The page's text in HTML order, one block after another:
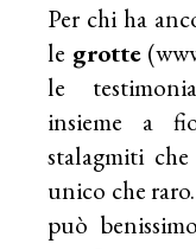
Per chi ha
le grotte(
le
insieme a
stalagmiti
unico che
può